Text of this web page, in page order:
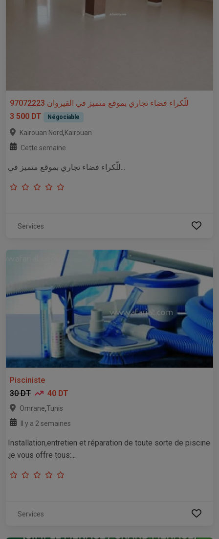
للّكراء فضاء تجاري بموقع متميز في القيروان 97072223
3 500 DT
Négociable
Kairouan Nord,Kairouan
Cette semaine
Services
Pisciniste
30 DT
40 DT
Omrane,Tunis
Il y a 2 semaines
Installation,entretien et réparation de toute sorte de piscine
.je vous offre tous:...
Services